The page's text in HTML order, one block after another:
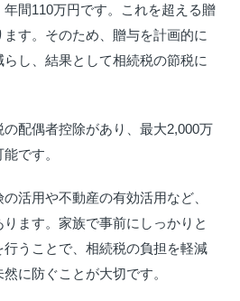
間110万円です。これを超える贈
す。そのため、贈与を計画的に
し、結果として相続税の節税に
配偶者控除があり、最大2,000万
です。
活用や不動産の有効活用など、
ます。家族で事前にしっかりと
うことで、相続税の負担を軽減
に防ぐことが大切です。